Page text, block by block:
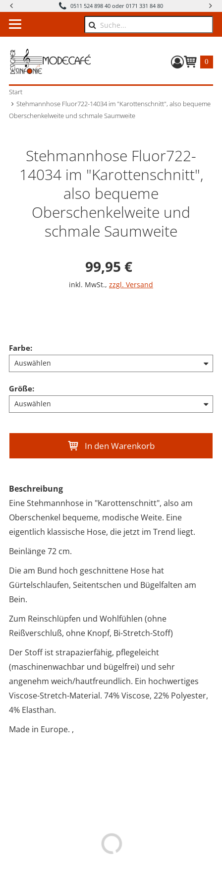
0511 524 898 40 oder 0171 331 84 80
Suche
0
Start
Stehmannhose Fluor722-14034 im "Karottenschnitt", also bequeme
Oberschenkelweite und schmale Saumweite
Stehmannhose Fluor722-
14034 im "Karottenschnitt",
also bequeme
Oberschenkelweite und
schmale Saumweite
Verkaufspreis:
99,95 €
inkl. MwSt., zzgl. Versand
Farbe:
Größe:
In den Warenkorb
Beschreibung
Eine Stehmannhose in "Karottenschnitt", also am
Oberschenkel bequeme, modische Weite. Eine
eigentlich klassische Hose, die jetzt im Trend liegt.
Beinlänge 72 cm.
Die am Bund hoch geschnittene Hose hat
Gürtelschlaufen, Seitentschen und Bügelfalten am
Bein.
Zum Reinschlüpfen und Wohlfühlen (ohne
Reißverschluß, ohne Knopf, Bi-Stretch-Stoff)
Der Stoff ist strapazierfähig, pflegeleicht
(maschinenwachbar und bügelfrei) und sehr
angenehm weich/hautfreundlich. Ein hochwertiges
Viscose-Stretch-Material. 74% Viscose, 22% Polyester,
4% Elasthan.
Made in Europe. ,